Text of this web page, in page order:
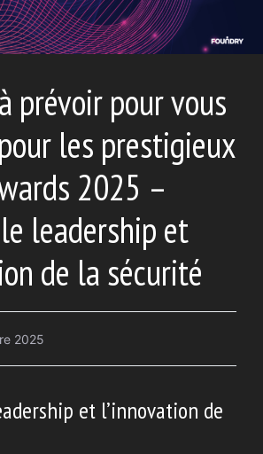
prévoir pour vous
les prestigieux
2025 –
leadership et
de la sécurité
2025
et l’innovation de